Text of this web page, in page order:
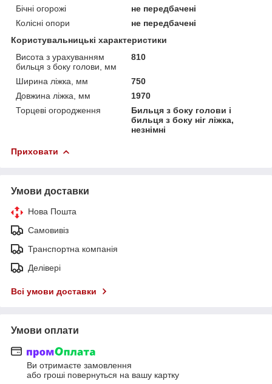
Бічні огорожі
не передбачені
Колісні опори
не передбачені
Користувальницькі характеристики
Висота з урахуванням
бильця з боку голови, мм
810
Ширина ліжка, мм
750
Довжина ліжка, мм
1970
Торцеві огородження
Бильця з боку голови і
бильця з боку ніг ліжка,
незнімні
Приховати
Умови доставки
Нова Пошта
Самовивіз
Транспортна компанія
Делівері
Всі умови доставки
Умови оплати
Ви отримаєте замовлення
або гроші повернуться на вашу картку